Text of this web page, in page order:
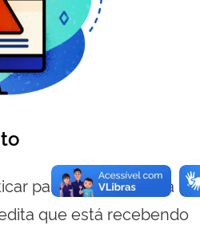
para visualizar essa
que está recebendo